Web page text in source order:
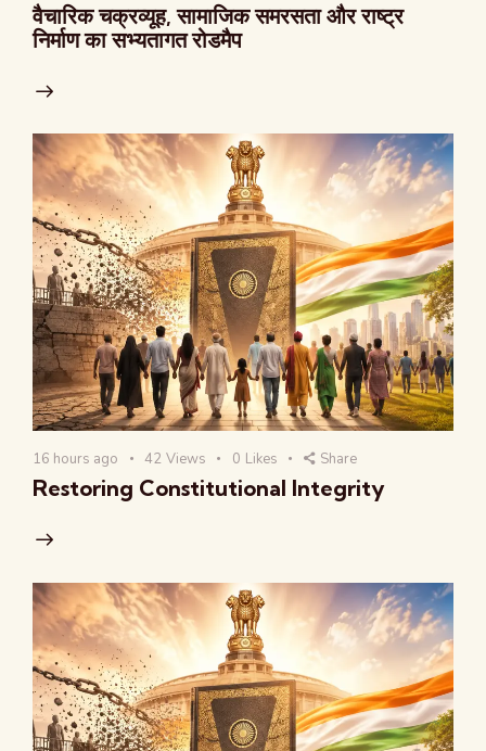
वैचारिक चक्रव्यूह, सामाजिक समरसता और राष्ट्र
निर्माण का सभ्यतागत रोडमैप
16 hours ago 42 Views 0 Likes Share
Restoring Constitutional Integrity